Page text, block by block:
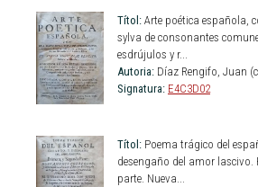
Títol: Arte poética española,
sylva de consonantes
esdrújulos y r...
Autoria: Díaz Rengifo, Juan
Signatura: E4C3D02
Títol: Poema trágico del
desengaño del amor lascivo.
parte. Nueva...